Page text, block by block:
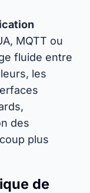
MQTT ou
fluide entre
les
des
plus
de